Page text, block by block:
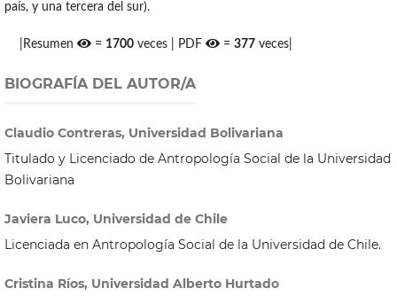
país, y una tercera del sur).
|Resumen = 1700 veces | PDF =377 veces|
BIOGRAFÍA DEL AUTOR/A
Claudio Contreras, Universidad Bolivariana
Titulado y Licenciado de Antropología Social de la Universidad
Bolivariana
Javiera Luco, Universidad de Chile
Licenciada en Antropología Social de la Universidad de Chile.
Cristina Ríos, Universidad Alberto Hurtado